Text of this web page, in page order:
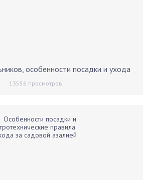
особенности посадки и ухода
13556 просмотров